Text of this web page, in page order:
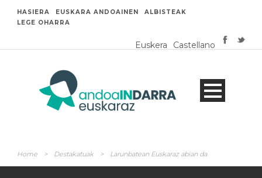
HASIERA EUSKARA ANDOAINEN
ALBISTEAK
LEGE OHARRA
Euskera Castellano
Home > Destakatuak > Larunbatean Euskaraz abian da